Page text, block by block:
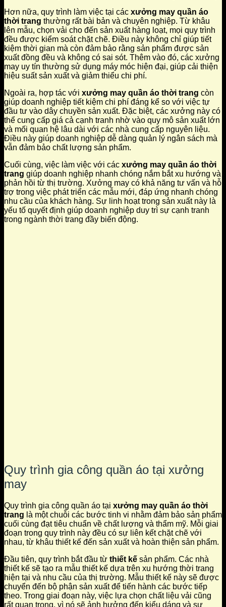
Hơn nữa, quy trình làm việc tại các xưởng may quần áo
thời trang thường rất bài bản và chuyên nghiệp. Từ khâu
lên mẫu, chọn vải cho đến sản xuất hàng loạt, mọi quy trình
đều được kiểm soát chặt chẽ. Điều này không chỉ giúp tiết
kiệm thời gian mà còn đảm bảo rằng sản phẩm được sản
xuất đồng đều và không có sai sót. Thêm vào đó, các xưởng
may uy tín thường sử dụng máy móc hiện đại, giúp cải thiện
hiệu suất sản xuất và giảm thiểu chi phí.
Ngoài ra, hợp tác với xưởng may quần áo thời trang còn
giúp doanh nghiệp tiết kiệm chi phí đáng kể so với việc tự
đầu tư vào dây chuyền sản xuất. Đặc biệt, các xưởng này có
thể cung cấp giá cả cạnh tranh nhờ vào quy mô sản xuất lớn
và mối quan hệ lâu dài với các nhà cung cấp nguyên liệu.
Điều này giúp doanh nghiệp dễ dàng quản lý ngân sách mà
vẫn đảm bảo chất lượng sản phẩm.
Cuối cùng, việc làm việc với các xưởng may quần áo thời
trang giúp doanh nghiệp nhanh chóng nắm bắt xu hướng và
phản hồi từ thị trường. Xưởng may có khả năng tư vấn và hỗ
trợ trong việc phát triển các mẫu mới, đáp ứng nhanh chóng
nhu cầu của khách hàng. Sự linh hoạt trong sản xuất này là
yếu tố quyết định giúp doanh nghiệp duy trì sự cạnh tranh
trong ngành thời trang đầy biến động.
Quy trình gia công quần áo tại xưởng
may
Quy trình gia công quần áo tại xưởng may quần áo thời
trang là một chuỗi các bước tinh vi nhằm đảm bảo sản phẩm
cuối cùng đạt tiêu chuẩn về chất lượng và thẩm mỹ. Mỗi giai
đoạn trong quy trình này đều có sự liên kết chặt chẽ với
nhau, từ khâu thiết kế đến sản xuất và hoàn thiện sản phẩm.
Đầu tiên, quy trình bắt đầu từ thiết kế sản phẩm. Các nhà
thiết kế sẽ tạo ra mẫu thiết kế dựa trên xu hướng thời trang
hiện tại và nhu cầu của thị trường. Mẫu thiết kế này sẽ được
chuyển đến bộ phận sản xuất để tiến hành các bước tiếp
theo. Trong giai đoạn này, việc lựa chọn chất liệu vải cũng
rất quan trọng, vì nó sẽ ảnh hưởng đến kiểu dáng và sự